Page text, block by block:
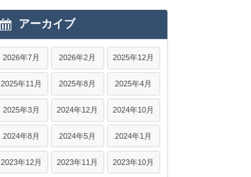
アーカイブ
2026年7月 2026年2月 2025年12月
2025年11月 2025年8月 2025年4月
2025年3月 2024年12月 2024年10月
2024年8月 2024年5月 2024年1月
2023年12月 2023年11月 2023年10月